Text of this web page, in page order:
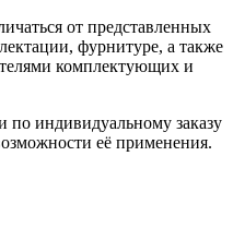
от представленных
фурнитуре, а также
комплектующих и
индивидуальному заказу
её применения.